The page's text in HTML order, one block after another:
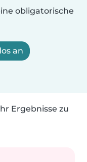
obligatorische
an
Ergebnisse zu